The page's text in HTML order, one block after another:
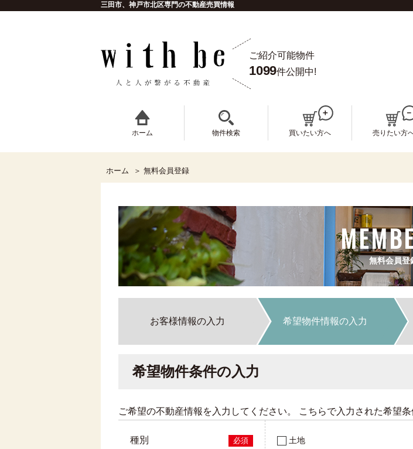
三田市、神戸市北区専門の不動産売買情報
ご紹介可能物件
1099件公開中!
ホーム 物件検索 買いたい方へ 売りたい方
ホーム 無料会員登録
無料会員登
お客様情報の入力 希望物件情報の入力
希望物件条件の入力
ご希望の不動産情報を入力してください。 こちらで入力された希望
種別 必須 土地